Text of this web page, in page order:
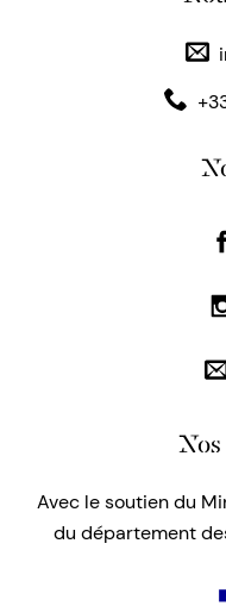
Avec le soutien du
du département